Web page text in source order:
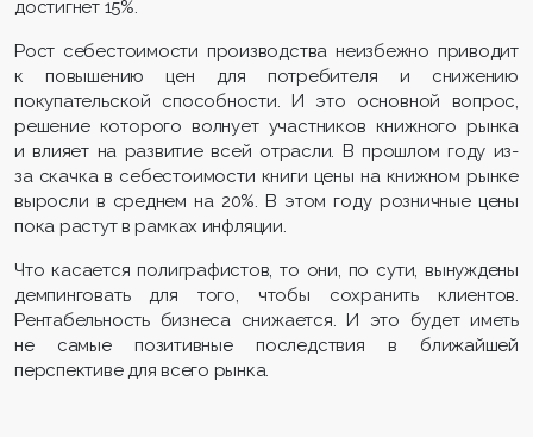
достигнет 15%.
Рост себестоимости производства неизбежно приводит
к повышению цен для потребителя и снижению
покупательской способности. И это основной вопрос,
решение которого волнует участников книжного рынка
и влияет на развитие всей отрасли. В прошлом году из-
за скачка в себестоимости книги цены на книжном рынке
выросли в среднем на 20%. В этом году розничные цены
пока растут в рамках инфляции.
Что касается полиграфистов, то они, по сути, вынуждены
демпинговать для того, чтобы сохранить клиентов.
Рентабельность бизнеса снижается. И это будет иметь
не самые позитивные последствия в ближайшей
перспективе для всего рынка.